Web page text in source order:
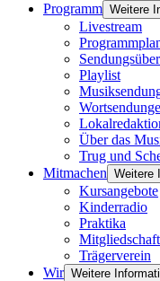
Programm Weitere
Livestream
Playlist
Über das
Trug und
Mitmachen Weitere
Kursangebote
Kinderradio
Praktika
Mitgliedschaft
Trägerverein
Wir Weitere